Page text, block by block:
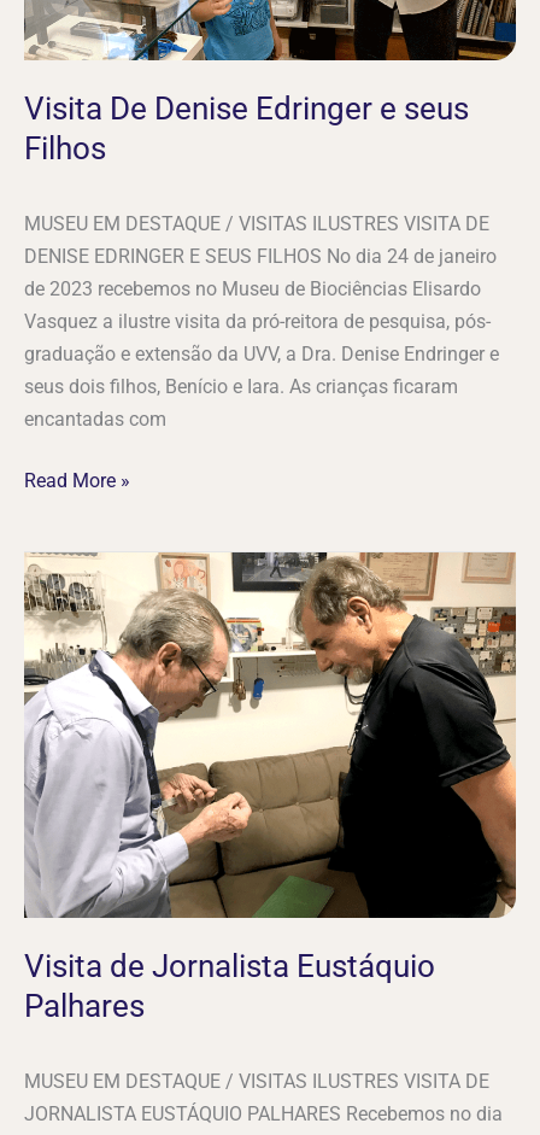
Visita De Denise Edringer e seus
Filhos
MUSEU EM DESTAQUE / VISITAS ILUSTRES VISITA DE
DENISE EDRINGER E SEUS FILHOS No dia 24 de janeiro
de 2023 recebemos no Museu de Biociências Elisardo
Vasquez a ilustre visita da pró-reitora de pesquisa, pós-
graduação e extensão da UVV, a Dra. Denise Endringer e
seus dois filhos, Benício e Iara. As crianças ficaram
encantadas com
Read More »
Visita de Jornalista Eustáquio
Palhares
MUSEU EM DESTAQUE / VISITAS ILUSTRES VISITA DE
JORNALISTA EUSTÁQUIO PALHARES Recebemos no dia
Visita
de
Jornalista
Eustáquio
Palhares